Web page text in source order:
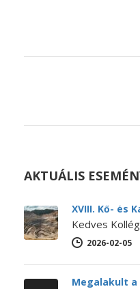
AKTUÁLIS
XVIII. Kő- és
2026-02-05